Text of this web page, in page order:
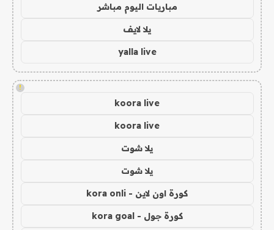
مباريات اليوم مباشر
يلا لايف
yalla live
!
koora live
koora live
يلا شوت
يلا شوت
كورة اون لاين - kora onli
كورة جول - kora goal